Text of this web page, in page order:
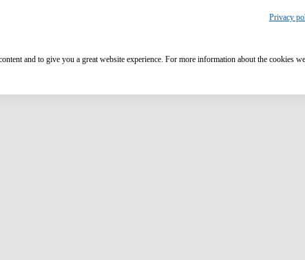
Privacy
and to give you a great website experience. For more information about the cookies